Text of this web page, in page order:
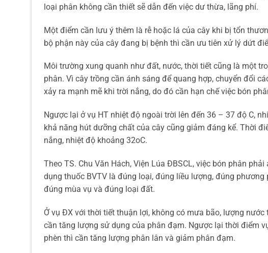
loại phân không cần thiết sẽ dẫn đến việc dư thừa, lãng phí.
Một điểm cần lưu ý thêm là rễ hoặc lá của cây khi bị tổn
bộ phận này của cây đang bị bệnh thì cần ưu tiên xử lý dứt
Môi trường xung quanh như đất, nước, thời tiết cũng là một
phân. Vì cây trồng cần ánh sáng để quang hợp, chuyển đổi
xảy ra mạnh mẽ khi trời nắng, do đó cần hạn chế việc bón
Ngược lại ở vụ HT nhiệt độ ngoài trời lên đến 36 – 37 độ C,
khả năng hút dưỡng chất của cây cũng giảm đáng kể. Thời
nắng, nhiệt độ khoảng 32oC.
Theo TS. Chu Văn Hách, Viện Lúa ĐBSCL, việc bón phân
dụng thuốc BVTV là đúng loại, đúng liều lượng, đúng
đúng mùa vụ và đúng loại đất.
Ở vụ ĐX với thời tiết thuận lợi, không có mưa bão, lượng
cần tăng lượng sử dụng của phân đạm. Ngược lại thời điểm
phèn thì cần tăng lượng phân lân và giảm phân đạm.